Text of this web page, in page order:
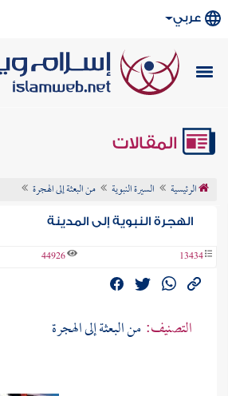
عربي
المقالات
الرئيسية السيرة النبوية من البعثة إلى الهجرة
الهجرة النبوية إلى المدينة
13434
44926
التصنيف: من البعثة إلى الهجرة